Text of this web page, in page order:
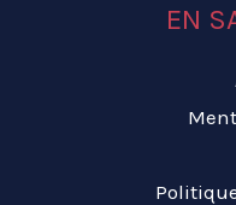
EN